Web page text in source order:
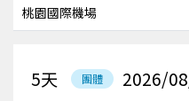
桃園國際機場
團體 2026/
5天